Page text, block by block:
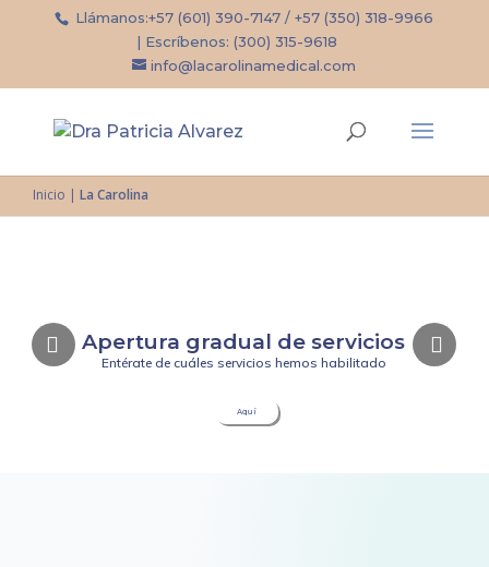
Llámanos:+57 (601) 390-7147 /+57 (350) 318-9966
| Escríbenos:(300) 315-9618
info@lacarolinamedical.com
Inicio | La Carolina